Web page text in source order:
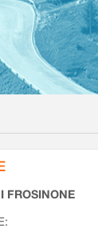
FROSINONE